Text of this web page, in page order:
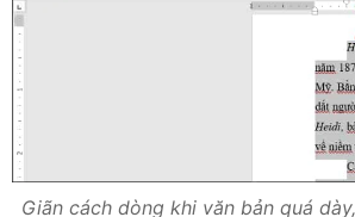
Giãn cách dòng khi văn bản quá